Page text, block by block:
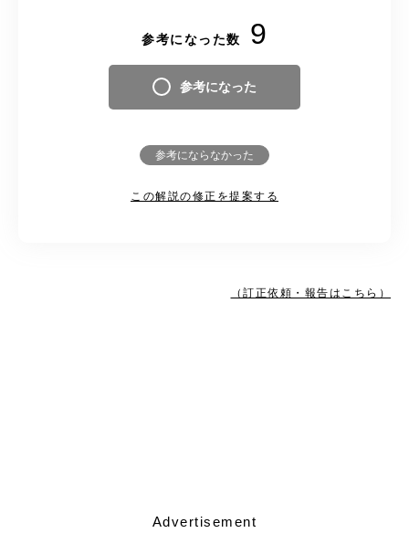
参考になった数 9
参考になった
参考にならなかった
この解説の修正を提案する
（訂正依頼・報告はこちら）
Advertisement